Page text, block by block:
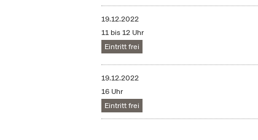
19.12.2022
11 bis 12 Uhr
Eintritt frei
19.12.2022
16 Uhr
Eintritt frei